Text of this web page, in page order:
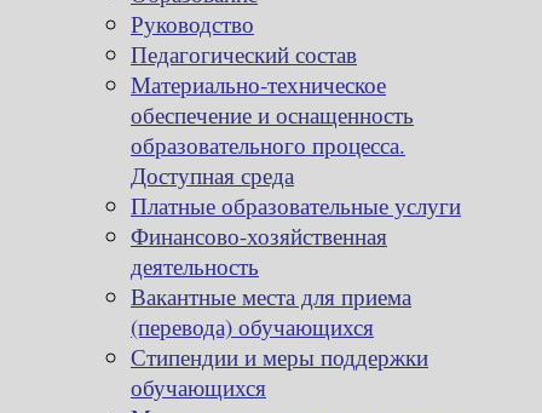
Руководство
Педагогический состав
Материально-техническое
обеспечение и оснащенность
образовательного процесса.
Доступная среда
Платные образовательные услуги
Финансово-хозяйственная
деятельность
Вакантные места для приема
(перевода) обучающихся
Стипендии и меры поддержки
обучающихся